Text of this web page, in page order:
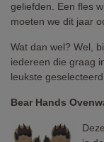
geliefden. Een fles
moeten we dit jaar
Wat dan wel? Wel,
iedereen die graag
leukste
Bear Hands